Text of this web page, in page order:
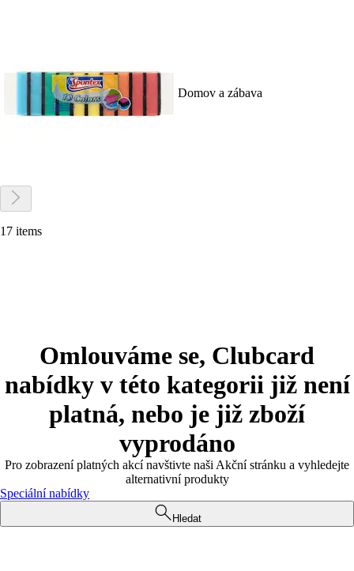
Domov a zábava
17 items
Omlouváme se, Clubcard
nabídky v této kategorii již není
platná, nebo je již zboží
vyprodáno
Pro zobrazení platných akcí navštivte naši Akční stránku a vyhledejte
alternativní produkty
Speciální nabídky
Hledat